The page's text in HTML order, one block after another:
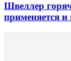
Швеллер
применяется